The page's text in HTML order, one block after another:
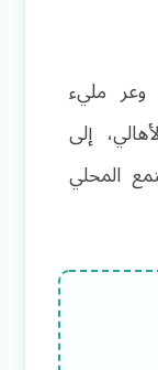
مليء
إلى
المحلي